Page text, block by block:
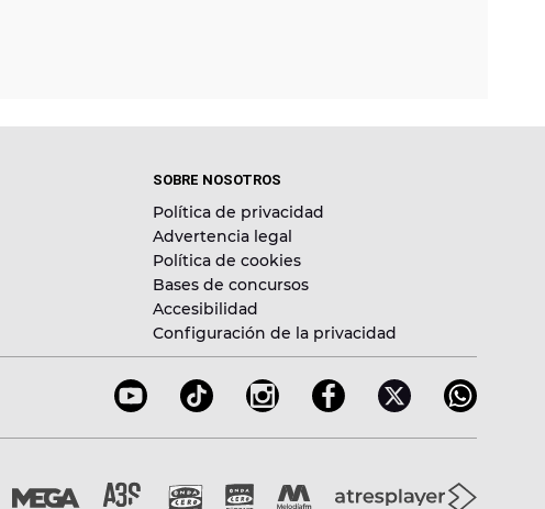
SOBRE NOSOTROS
Política de privacidad
Advertencia legal
Política de cookies
Bases de concursos
Accesibilidad
Configuración de la privacidad